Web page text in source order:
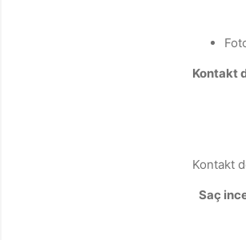
Kontakt
Kontakt
Saç